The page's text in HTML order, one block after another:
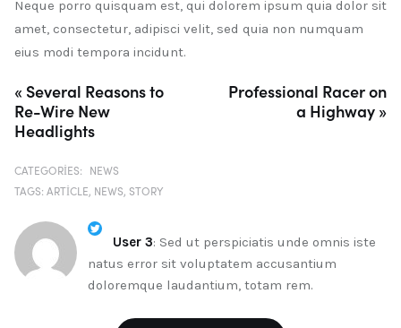
Neque porro quisquam est, qui dolorem ipsum quia dolor sit
amet, consectetur, adipisci velit, sed quia non numquam
eius modi tempora incidunt.
Professional Racer on
a Highway »
« Several Reasons to
Re-Wire New
Headlights
CATEGORIES: NEWS
TAGS: ARTICLE NEWS STORY
User 3: Sed ut perspiciatis unde omnis iste
natus error sit voluptatem accusantium
doloremque laudantium, totam rem.